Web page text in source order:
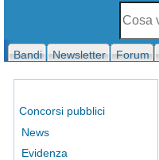
Bandi Newsletter Forum
Concorsi pubblici
News
Evidenza